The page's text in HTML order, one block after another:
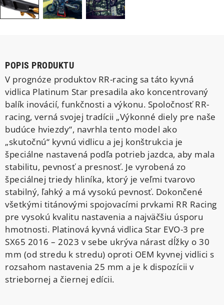
POPIS PRODUKTU
V prognóze produktov RR-racing sa táto kyvná
vidlica Platinum Star presadila ako koncentrovaný
balík inovácií, funkčnosti a výkonu. Spoločnosť RR-
racing, verná svojej tradícii „Výkonné diely pre naše
budúce hviezdy“, navrhla tento model ako
„skutočnú“ kyvnú vidlicu a jej konštrukcia je
špeciálne nastavená podľa potrieb jazdca, aby mala
stabilitu, pevnosť a presnosť. Je vyrobená zo
špeciálnej triedy hliníka, ktorý je veľmi tvarovo
stabilný, ľahký a má vysokú pevnosť. Dokončené
všetkými titánovými spojovacími prvkami RR Racing
pre vysokú kvalitu nastavenia a najväčšiu úsporu
hmotnosti. Platinová kyvná vidlica Star EVO-3 pre
SX65 2016 – 2023 v sebe ukrýva nárast dĺžky o 30
mm (od stredu k stredu) oproti OEM kyvnej vidlici s
rozsahom nastavenia 25 mm a je k dispozícii v
striebornej a čiernej edícii.